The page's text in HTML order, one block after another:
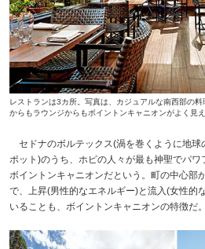
レストランは3カ所。写真は、カジュアルな南西部の
からもラウンジからもボイントンキャニオンがよく見え
セドナのボルテックス(渦を巻くように地球
ポット)のうち、ホピの人々が最も神聖でパワ
ボイントンキャニオンだという。町の中心部
で、上昇(男性的なエネルギー)と流入(女性的
いることも、ボイントンキャニオンの特徴だ。